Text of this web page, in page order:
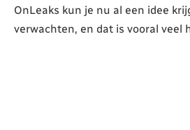
OnLeaks kun je nu al een idee
verwachten, en dat is vooral veel